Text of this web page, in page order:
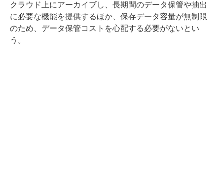
クラウド上にアーカイブし、長期間のデータ保管や抽出
に必要な機能を提供するほか、保存データ容量が無制限
のため、データ保管コストを心配する必要がないとい
う。